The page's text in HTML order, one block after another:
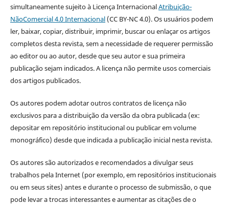
simultaneamente sujeito à Licença InternacionalAtribuição-
NãoComercial 4.0 Internacional(CC BY-NC 4.0). Os usuários podem
ler, baixar, copiar, distribuir, imprimir, buscar ou enlaçar os artigos
completos desta revista, sem a necessidade de requerer permissão
ao editor ou ao autor, desde que seu autor e sua primeira
publicação sejam indicados. A licença não permite usos comerciais
dos artigos publicados.
Os autores podem adotar outros contratos de licença não
exclusivos para a distribuição da versão da obra publicada (ex:
depositar em repositório institucional ou publicar em volume
monográfico) desde que indicada a publicação inicial nesta revista.
Os autores são autorizados e recomendados a divulgar seus
trabalhos pela Internet (por exemplo, em repositórios institucionais
ou em seus sites) antes e durante o processo de submissão, o que
pode levar a trocas interessantes e aumentar as citações de o